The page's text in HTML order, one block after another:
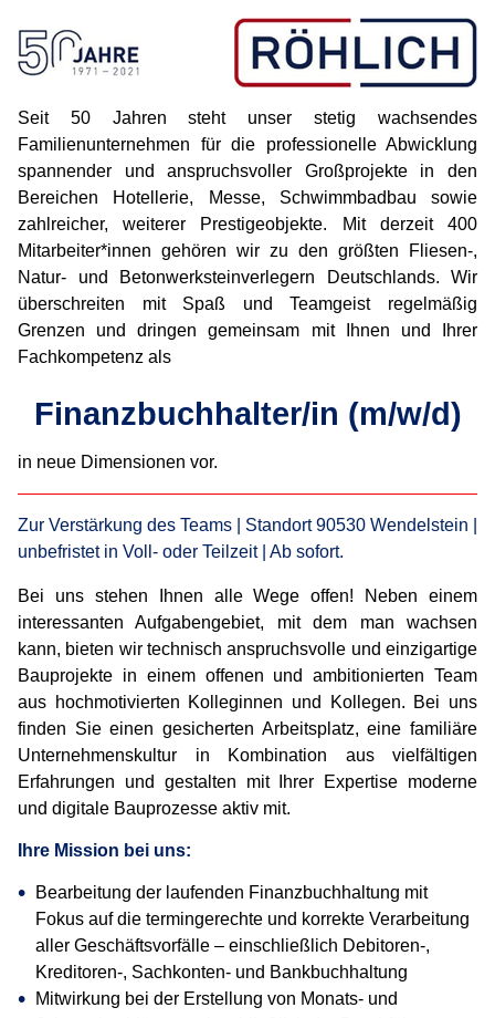
Seit 50 Jahren steht unser stetig wachsendes
Familienunternehmen für die professionelle Abwicklung
spannender und anspruchsvoller Großprojekte in den
Bereichen Hotellerie, Messe, Schwimmbadbau sowie
zahlreicher, weiterer Prestigeobjekte. Mit derzeit 400
Mitarbeiter*innen gehören wir zu den größten Fliesen-,
Natur- und Betonwerksteinverlegern Deutschlands. Wir
überschreiten mit Spaß und Teamgeist regelmäßig
Grenzen und dringen gemeinsam mit Ihnen und Ihrer
Fachkompetenz als
Finanzbuchhalter/in (m/w/d)
in neue Dimensionen vor.
Zur Verstärkung des Teams | Standort 90530 Wendelstein |
unbefristet in Voll- oder Teilzeit | Ab sofort.
Bei uns stehen Ihnen alle Wege offen! Neben einem
interessanten Aufgabengebiet, mit dem man wachsen
kann, bieten wir technisch anspruchsvolle und einzigartige
Bauprojekte in einem offenen und ambitionierten Team
aus hochmotivierten Kolleginnen und Kollegen. Bei uns
finden Sie einen gesicherten Arbeitsplatz, eine familiäre
Unternehmenskultur in Kombination aus vielfältigen
Erfahrungen und gestalten mit Ihrer Expertise moderne
und digitale Bauprozesse aktiv mit.
Ihre Mission bei uns:
Bearbeitung der laufenden Finanzbuchhaltung mit
Fokus auf die termingerechte und korrekte Verarbeitung
aller Geschäftsvorfälle – einschließlich Debitoren-,
Kreditoren-, Sachkonten- und Bankbuchhaltung
Mitwirkung bei der Erstellung von Monats- und